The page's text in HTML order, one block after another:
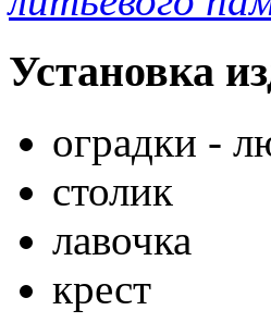
Установка
оградки -
столик
лавочка
крест